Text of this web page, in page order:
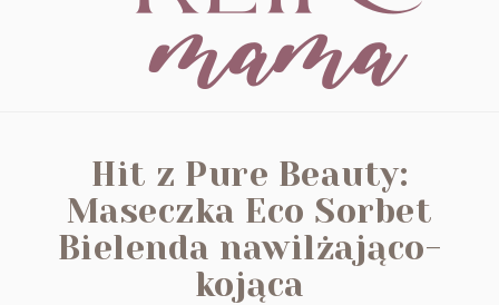
Hit z Pure Beauty:
Maseczka Eco Sorbet
Bielenda nawilżająco-
kojąca